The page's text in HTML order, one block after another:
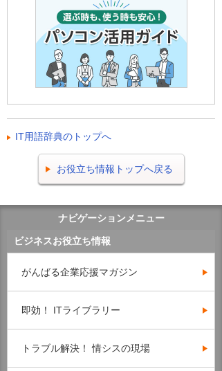
IT用語辞典のトップへ
お役立ち情報トップへ戻る
ナビゲーションメニュー
ビジネスお役立ち情報
がんばる企業応援マガジン
即効！ ITライブラリー
トラブル解決！ 情シスの現場